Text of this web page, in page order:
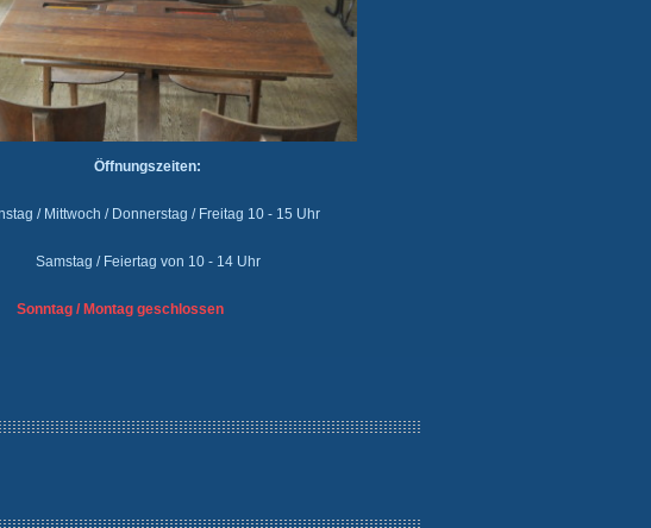
Öffnungszeiten:
/ Mittwoch / Donnerstag / Freitag 10 - 15 Uhr
Samstag / Feiertag von 10 - 14 Uhr
geschlossen